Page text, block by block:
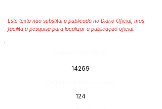
Este texto não substitui o publicado no Diário Oficial, mas
facilita a pesquisa para localizar a publicação oficial.
14269
124